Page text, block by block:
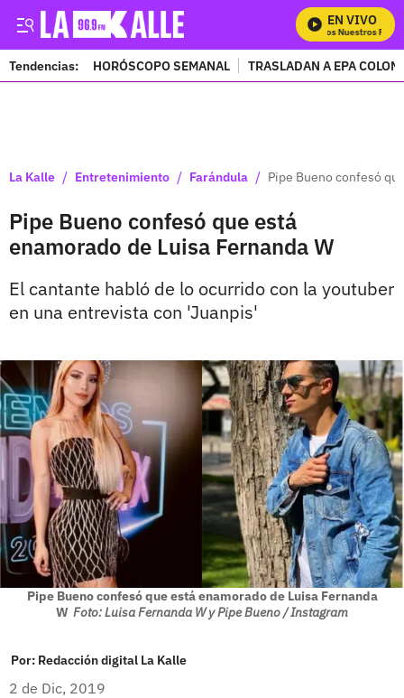
EN VIVO
Mira Todos Nuestros
Tendencias: HORÓSCOPO SEMANAL TRASLADAN A EPA
La Kalle / Entretenimiento / Farándula / Pipe Bueno confesó
Pipe Bueno confesó que está
enamorado de Luisa Fernanda W
El cantante habló de lo ocurrido con la youtuber
en una entrevista con 'Juanpis'
Pipe Bueno confesó que está enamorado de Luisa Fernanda
W Foto: Luisa Fernanda W y Pipe Bueno / Instagram
Por: Redacción digital La Kalle
2 de Dic, 2019